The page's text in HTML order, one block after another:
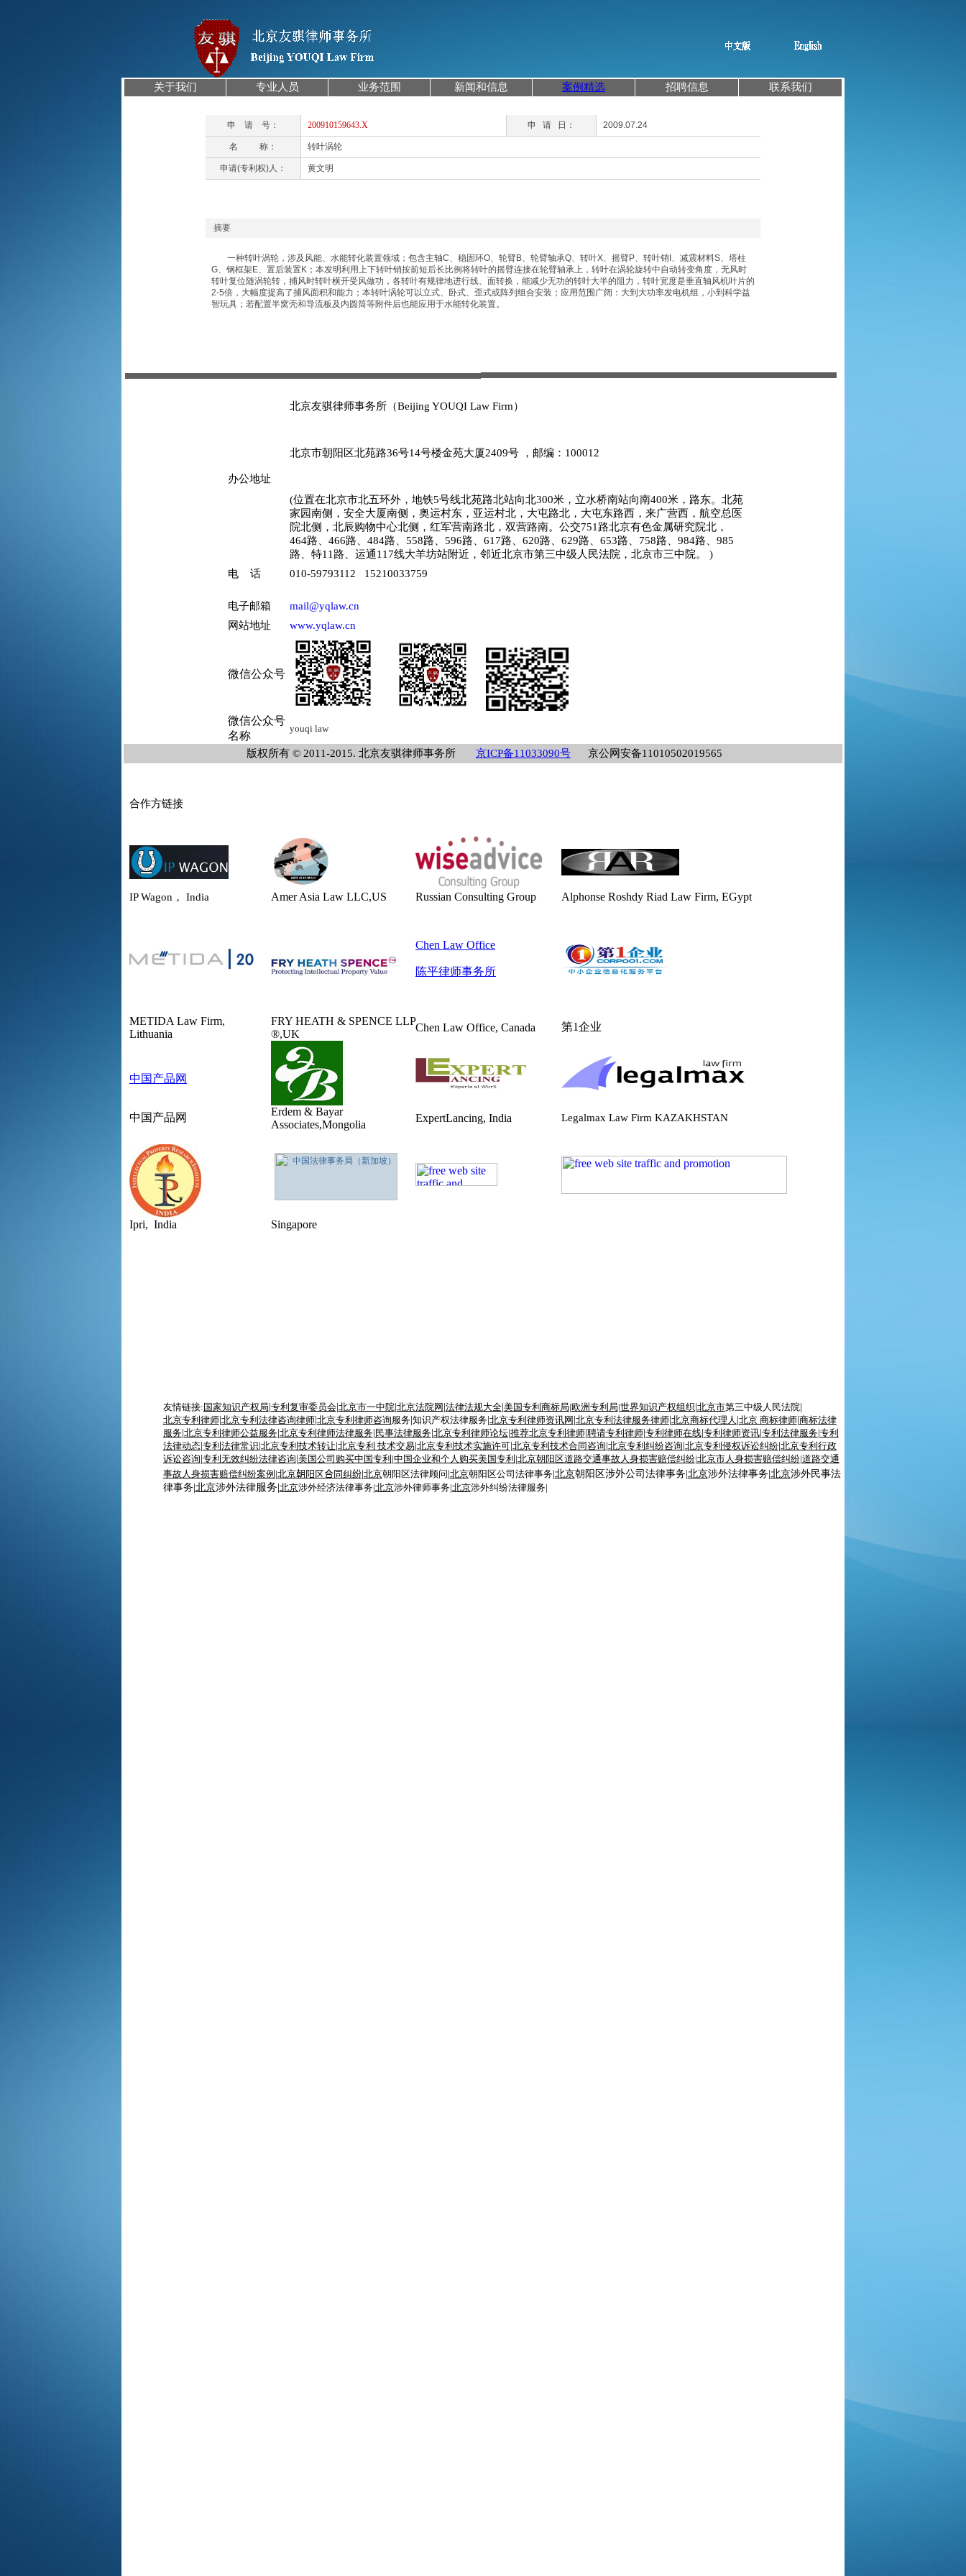
关于我们 专业人员 业务范围 新闻和信息 案例精选 招聘信息 联系我们
申 请 号： 200910159643.X 申 请 日： 2009.07.24
名 称： 转叶涡轮
申请(专利权)人： 黄文明
摘要
一种转叶涡轮，涉及风能、水能转化装置领域；包含主轴C、稳固环O、轮臂B、轮臂轴承Q、转叶X、摇臂P、转叶销 、减震材料S、塔柱
G、钢框架 E、置后装置K ；本发明利用上下转叶销按前短后长比例将转叶的摇臂连接在轮臂轴承上，转叶在涡轮旋转中自动转变角度，无风时
转叶复位随涡轮转，捕风时转叶横开受风做功，各转叶有规律地进行线、面转换，能减少无功的转叶大半的阻力，转叶宽度是垂直轴风机叶片的
2-5倍，大幅度提高了捕风面积和能力；本转叶涡轮可以立式、卧式、歪式或阵列组合安装；应用范围广阔：大到大功率发电机组，小到科学益
智玩具；若配置半窝壳和导流板及内圆筒等附件后也能应用于水能转化装置。
办公地址
北京友骐律师事务所（Beijing YOUQI Law Firm）
北京市朝阳区北苑路36号14号楼金苑大厦2409号 ，邮编：100012
(位置在北京市北五环外，地铁5号线北苑路北站向北300米，立水桥南站向南400米，路东。北苑
家园南侧，安全大厦南侧，奥运村东，亚运村北，大屯路北，大屯东路西，来广营西，航空总医
院北侧，北辰购物中心北侧，红军营南路北，双营路南。公交751路北京有色金属研究院北，
464路、466路、484路、558路、596路、617路、620路、629路、653路、758路、984路、985
路、特11路、运通117线大羊坊站附近，邻近北京市第三中级人民法院，北京市三中院。 )
电 话
010-59793112 15210033759
电子邮箱
mail@yqlaw.cn
网站地址
www.yqlaw.cn
微信公众号
微信公众号
名称
youqi law
版权所有 © 2011-2015. 北京友骐律师事务所 京ICP备11033090号 京公网安备11010502019565
合作方链接
IP Wagon， India Amer Asia Law LLC,US Russian Consulting Group Alphonse Roshdy Riad Law Firm, EGypt
Chen Law Office
陈平律师事务所
METIDA Law Firm,
Lithuania
FRY HEATH & SPENCE LLP
®,UK
Chen Law Office, Canada 第1企业
中国产品网
中国产品网
Erdem & Bayar
Associates,Mongolia
ExpertLancing, India Legalmax Law Firm KAZAKHSTAN
Ipri, India Singapore
友情链接: 国家知识产权局 专利复审委员会| 北京市一中院| 北京法院网 法律法规大全| 美国专利商标局|欧洲专利局|世界知识产权组织 北京市第三中级人民法院|
北京专利律师| 北京专利法律咨询律师| 北京专利律师咨询服务| 知识产权法律服务| 北京专利律师资讯网 北京专利法律服务律师| 北京商标代理人 北京 商标律师| 商标法律
服务| 北京专利律师公益服务| 北京专利律师法律服务| 民事法律服务| 北京专利律师论坛| 推荐北京专利律师| 聘请专利律师| 专利律师在线| 专利律师资讯| 专利法律服务| 专利
法律动态| 专利 法律常识 北京专利技术转让 北京专利 技术交易| 北京专利技术实施许可| 北京专利技术合同 咨询 北京专利纠纷咨询 北京专利侵权诉讼纠纷| 北京专利 行政
诉讼咨询 专利无效纠纷法律咨询 美国公司购买中国专利 |中国企业和个人购买美国专利 |北京朝阳区道路交通事故人身损害赔偿纠纷|北京市人身损害赔偿纠纷|道路交通
事故人身损害赔偿纠纷案例 |北京朝阳区合同纠纷| 北京朝阳区法律顾问 北京朝阳区公司法律事务| 北京朝阳区涉外公司法律事务 北京涉外法律事务| 北京涉外民事法
律事务| 北京涉外法律服务|北京涉外经济法律事务|北京涉外律师事务|北京涉外纠纷法律服务|